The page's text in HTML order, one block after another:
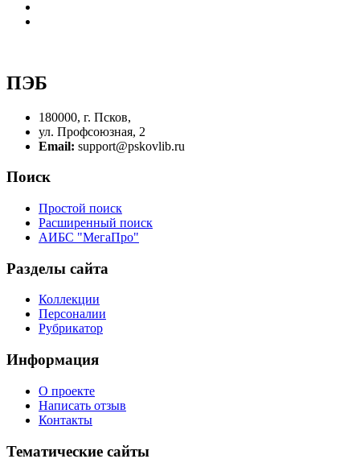
ПЭБ
180000, г. Псков,
ул. Профсоюзная, 2
Email: support@pskovlib.ru
Поиск
Простой поиск
Расширенный поиск
АИБС "МегаПро"
Разделы сайта
Коллекции
Персоналии
Рубрикатор
Информация
О проекте
Написать отзыв
Контакты
Тематические сайты